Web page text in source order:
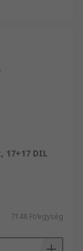
17+17 DIL
7148 Ft/egység